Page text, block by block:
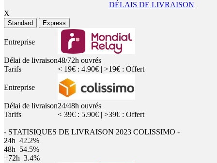
DÉLAIS DE LIVRAISON
X
Standard Express
Entreprise
Délai de livraison48/72h ouvrés
Tarifs
< 19€ : 4.90€ | >19€ : Offert
Entreprise
Délai de livraison24/48h ouvrés
Tarifs
< 39€ : 5.90€ | >39€ : Offert
- STATISIQUES DE LIVRAISON 2023 COLISSIMO -
24h 42.2%
48h 54.5%
+72h 3.4%